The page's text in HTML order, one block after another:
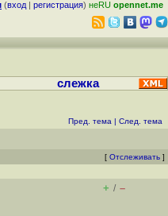
(вход | регистрация) неRU opennet.me
слежка
Пред. тема | След. тема
[ Отслеживать ]
+ / –